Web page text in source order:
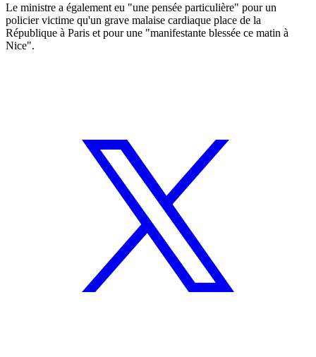
Le ministre a également eu "une pensée particulière" pour un
policier victime qu'un grave malaise cardiaque place de la
République à Paris et pour une "manifestante blessée ce matin à
Nice".